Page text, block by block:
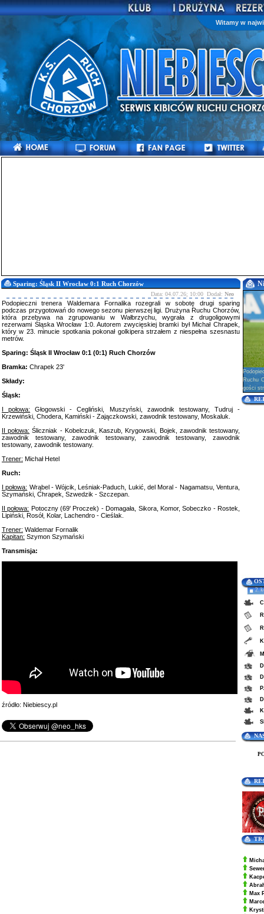
Witamy w
Sparing: Śląsk II Wrocław 0:1 Ruch Chorzów
Data: 04.07.26; 10:00 Dodał: Neo
Podopieczni trenera Waldemara Fornalika rozegrali w sobotę drugi sparing
podczas przygotowań do nowego sezonu pierwszej ligi. Drużyna Ruchu Chorzów,
która przebywa na zgrupowaniu w Wałbrzychu, wygrała z drugoligowymi
rezerwami Śląska Wrocław 1:0. Autorem zwycięskiej bramki był Michał Chrapek,
który w 23. minucie spotkania pokonał golkipera strzałem z niespełna szesnastu
metrów.
Sparing: Śląsk II Wrocław 0:1 (0:1) Ruch Chorzów
Bramka: Chrapek 23'
Składy:
Śląsk:
I połowa: Głogowski - Cegliński, Muszyński, zawodnik testowany, Tudruj -
Krzewiński, Chodera, Kamiński - Zajączkowski, zawodnik testowany, Moskaluk.
II połowa: Śliczniak - Kobelczuk, Kaszub, Krygowski, Bojek, zawodnik testowany,
zawodnik testowany, zawodnik testowany, zawodnik testowany, zawodnik
testowany, zawodnik testowany.
Trener: Michał Hetel
Ruch:
I połowa: Wrąbel - Wójcik, Leśniak-Paduch, Lukić, del Moral - Nagamatsu, Ventura,
Szymański, Chrapek, Szwedzik - Szczepan.
II połowa: Potoczny (69' Proczek) - Domagała, Sikora, Komor, Sobeczko - Rostek,
Lipiński, Rosół, Kolar, Lachendro - Cieślak.
Trener: Waldemar Fornalik
Kapitan: Szymon Szymański
Transmisja:
źródło: Niebiescy.pl
Ruchu
gości
2.
Max